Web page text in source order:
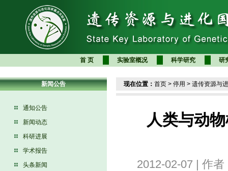
首 页 实验室概况 科学研究 研
新闻公告
通知公告
新闻动态
科研进展
学术报告
头条新闻
现在位置： 首页 > 停用 > 遗传资源与
人类与动
2012-02-07 | 作